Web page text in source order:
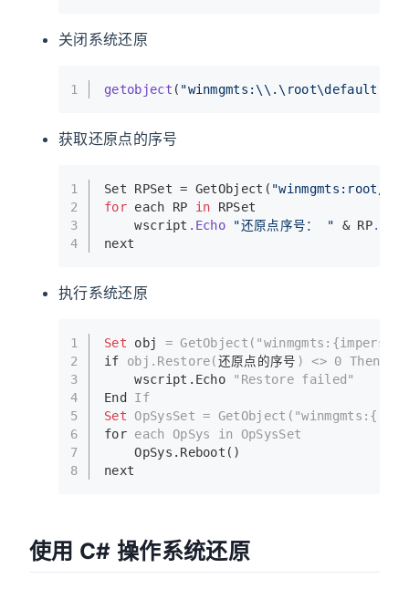
关闭系统还原
1 getobject (
获取还原点的序号
1
2
3
4
Set RPSet = GetObject ( "winmgmts:root/
for each RP in RPSet
    wscript
.Echo "还原点序号： " & RP
next
执行系统还原
1
2
3
4
5
6
7
8
Set obj = GetObject(
if obj.Restore(还原点的序号 ) <> 0 Then
    wscript.Echo
"Restore failed"
End If
Set
OpSysSet = GetObject(
for each OpSys in OpSysSet
    OpSys.Reboot()
next
使用 C# 操作系统还原